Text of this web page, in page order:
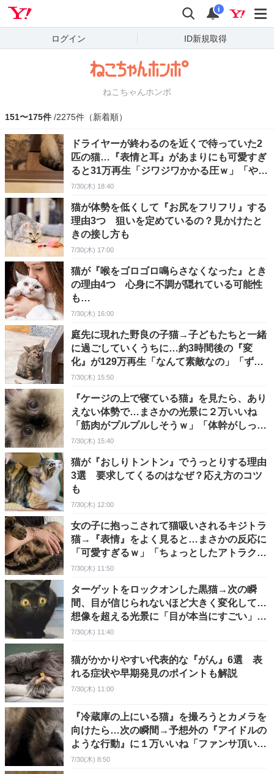
検索 通知
i
ログイン ID新規取得
ねこちゃんホンポ
151〜175件 /2275件（新着順）
ドライヤーが終わるのを近くで待っていた2
匹の猫…『表情と耳』があまりにも可愛すぎ
ると31万再生「ジワジワかかる圧ｗ」「やだ
よねー音ｗ」
7/30(木) 18:40
猫が体勢を低くして『お尻をフリフリ』する
理由3つ 狙いを定めているの？見かけたと
きの接し方も
7/30(木) 17:00
猫が『喉をゴロゴロ鳴らさなくなった』とき
の理由4つ 心身に不調が隠れている可能性
も…
7/30(木) 16:00
庭先に現れた野良の子猫→子どもたちと一緒
に過ごしていくうちに…約3時間後の『変
化』が129万再生「なんて素敵なの」「ずっ
と見ていたい」
7/30(木) 15:50
『ケージの上で寝ている猫』を見たら、あり
えない体勢で…まさかの光景に２万いいね
「筋肉がプルプルしそうｗ」「体幹がしっか
りしてる」
7/30(木) 15:40
猫が『おしりトントン』でうっとりする理由
3選 要求してくるのはなぜ？応え方のコツ
も
7/30(木) 12:00
女の子に抱っこされて猫吸いされるキジトラ
猫→『表情』をよく見ると…まさかの反応に
「可愛すぎるｗ」「ちょっとしたアトラクシ
ョンｗ」の声
7/30(木) 11:50
ターゲットをロックオンした黒猫→次の瞬
間、目が信じられないほど大きく変化して…
想像を超える光景に「目が本当にすごい」
「AIかと思った」
7/30(木) 11:40
猫がかかりやすい代表的な『がん』6選 表
れる症状や早期発見のポイントも解説
7/30(木) 11:00
『冷蔵庫の上にいる猫』を撮ろうとカメラを
向けたら…次の瞬間→予想外の『アイドルの
ような行動』に１万いいね「ファンサ頂いた
ｗ」「きゃあ」
7/30(木) 8:50